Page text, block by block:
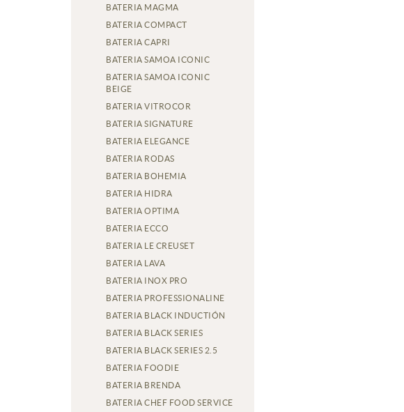
BATERIA MAGMA
BATERIA COMPACT
BATERIA CAPRI
BATERIA SAMOA ICONIC
BATERIA SAMOA ICONIC
BEIGE
BATERIA VITROCOR
BATERIA SIGNATURE
BATERIA ELEGANCE
BATERIA RODAS
BATERIA BOHEMIA
BATERIA HIDRA
BATERIA OPTIMA
BATERIA ECCO
BATERIA LE CREUSET
BATERIA LAVA
BATERIA INOX PRO
BATERIA PROFESSIONALINE
BATERIA BLACK INDUCTIÓN
BATERIA BLACK SERIES
BATERIA BLACK SERIES 2.5
BATERIA FOODIE
BATERIA BRENDA
BATERIA CHEF FOOD SERVICE